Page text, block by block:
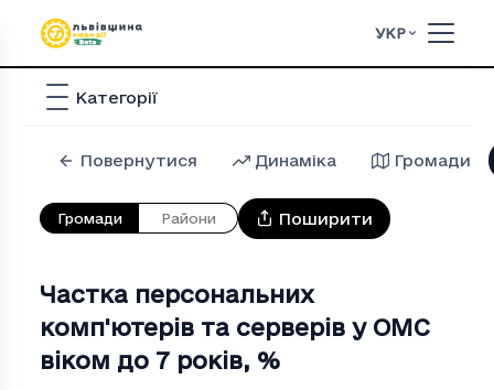
УКР
Категорії
Повернутися Динаміка Громади
Громади Райони Поширити
Частка персональних
комп'ютерів та серверів у ОМС
віком до 7 років, %